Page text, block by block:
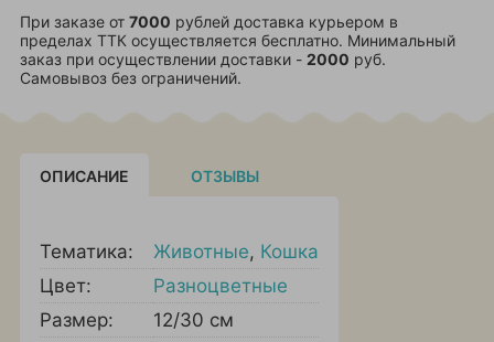
При заказе от 7000 рублей доставка курьером в
пределах ТТК осуществляется бесплатно. Минимальный
заказ при осуществлении доставки - 2000 руб.
Самовывоз без ограничений.
ОПИСАНИЕ ОТЗЫВЫ
Тематика: Животные, Кошка
Цвет:
Разноцветные
Размер:
12/30 см